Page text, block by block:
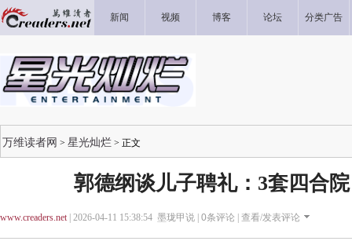
新闻 视频 博客 论坛 分类广告
万维读者网 > 星光灿烂 > 正文
郭德纲谈儿子聘礼：3套四合
www.creaders.net| 2026-04-11 15:38:54 墨珑甲说 | 0条评论 | 查看/发表评论